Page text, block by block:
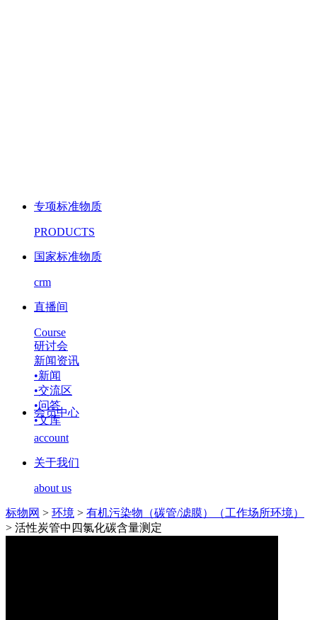
专项标准物质
PRODUCTS
国家标准物质
crm
直播间
Course
研讨会
新闻资讯
•新闻
•交流区
•问答
•文库
会员中心
account
关于我们
about us
标物网 > 环境 > 有机污染物（碳管/滤膜）（工作场所环境）
> 活性炭管中四氯化碳含量测定